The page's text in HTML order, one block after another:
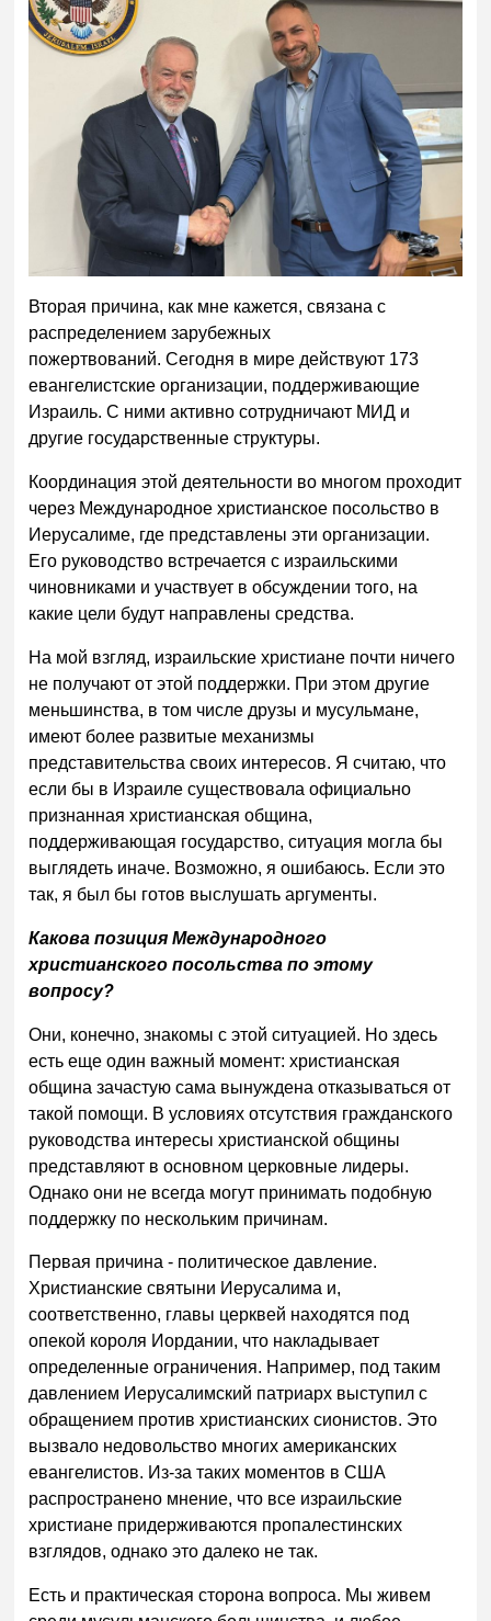
Вторая причина, как мне кажется, связана с
распределением зарубежных
пожертвований. Сегодня в мире действуют 173
евангелистские организации, поддерживающие
Израиль. С ними активно сотрудничают МИД и
другие государственные структуры.
Координация этой деятельности во многом проходит
через Международное христианское посольство в
Иерусалиме, где представлены эти организации.
Его руководство встречается с израильскими
чиновниками и участвует в обсуждении того, на
какие цели будут направлены средства.
На мой взгляд, израильские христиане почти ничего
не получают от этой поддержки. При этом другие
меньшинства, в том числе друзы и мусульмане,
имеют более развитые механизмы
представительства своих интересов. Я считаю, что
если бы в Израиле существовала официально
признанная христианская община,
поддерживающая государство, ситуация могла бы
выглядеть иначе. Возможно, я ошибаюсь. Если это
так, я был бы готов выслушать аргументы.
Какова позиция Международного
христианского посольства по этому
вопросу?
Они, конечно, знакомы с этой ситуацией. Но здесь
есть еще один важный момент: христианская
община зачастую сама вынуждена отказываться от
такой помощи. В условиях отсутствия гражданского
руководства интересы христианской общины
представляют в основном церковные лидеры.
Однако они не всегда могут принимать подобную
поддержку по нескольким причинам.
Первая причина - политическое давление.
Христианские святыни Иерусалима и,
соответственно, главы церквей находятся под
опекой короля Иордании, что накладывает
определенные ограничения. Например, под таким
давлением Иерусалимский патриарх выступил с
обращением против христианских сионистов. Это
вызвало недовольство многих американских
евангелистов. Из-за таких моментов в США
распространено мнение, что все израильские
христиане придерживаются пропалестинских
взглядов, однако это далеко не так.
Есть и практическая сторона вопроса. Мы живем